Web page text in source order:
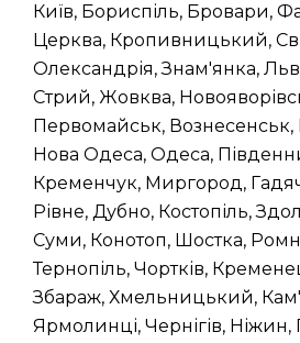
Київ, Бориспіль, Бровари,
Церква, Кропивницький,
Олександрія, Знам'янка,
Стрий, Жовква,
Первомайськ,
Нова Одеса, Одеса,
Кременчук, Миргород,
Рівне, Дубно, Костопіль,
Суми, Конотоп, Шостка,
Тернопіль, Чортків,
Збараж, Хмельницький,
Ярмолинці, Чернігів,